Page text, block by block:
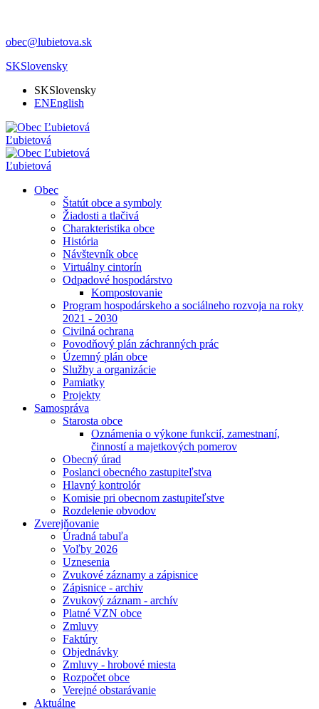
obec@lubietova.sk
SKSlovensky
SKSlovensky
ENEnglish
Ľubietová
Ľubietová
Obec
Štatút obce a symboly
Žiadosti a tlačivá
Charakteristika obce
História
Návštevník obce
Virtuálny cintorín
Odpadové hospodárstvo
Kompostovanie
Program hospodárskeho a sociálneho rozvoja na roky
2021 - 2030
Civilná ochrana
Povodňový plán záchranných prác
Územný plán obce
Služby a organizácie
Pamiatky
Projekty
Samospráva
Starosta obce
Oznámenia o výkone funkcií, zamestnaní,
činností a majetkových pomerov
Obecný úrad
Poslanci obecného zastupiteľstva
Hlavný kontrolór
Komisie pri obecnom zastupiteľstve
Rozdelenie obvodov
Zverejňovanie
Úradná tabuľa
Voľby 2026
Uznesenia
Zvukové záznamy a zápisnice
Zápisnice - archiv
Zvukový záznam - archív
Platné VZN obce
Zmluvy
Faktúry
Objednávky
Zmluvy - hrobové miesta
Rozpočet obce
Verejné obstarávanie
Aktuálne